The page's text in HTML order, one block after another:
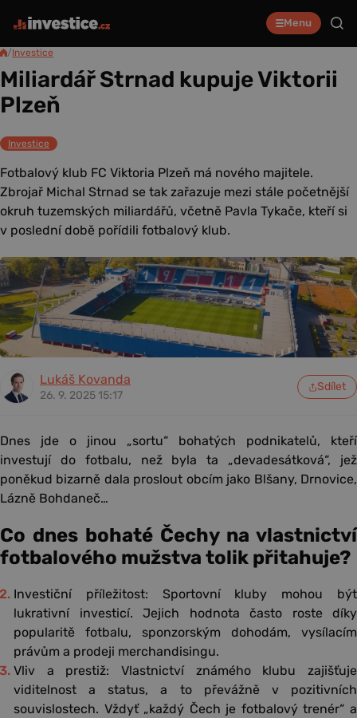
Menu
/Investice
Miliardář Strnad kupuje Viktorii
Plzeň
Investice
Fotbalový klub FC Viktoria Plzeň má nového majitele.
Zbrojař Michal Strnad se tak zařazuje mezi stále početnější
okruh tuzemských miliardářů, včetně Pavla Tykače, kteří si
v poslední době pořídili fotbalový klub.
Lukáš Kovanda
26. 9. 2025 15:17
Sdílet
Dnes jde o jinou „sortu“ bohatých podnikatelů, kteří
investují do fotbalu, než byla ta „devadesátková“, jež
poněkud bizarně dala proslout obcím jako Blšany, Drnovice,
Lázně Bohdaneč…
Co dnes bohaté Čechy na vlastnictví
fotbalového mužstva tolik přitahuje?
Investiční příležitost: Sportovní kluby mohou být
lukrativní investicí. Jejich hodnota často roste díky
popularitě fotbalu, sponzorským dohodám, vysílacím
právům a prodeji merchandisingu.
Vliv a prestiž: Vlastnictví známého klubu zajišťuje
viditelnost a status, a to převážně v pozitivních
souvislostech. Vždyť „každý Čech je fotbalový trenér“ a